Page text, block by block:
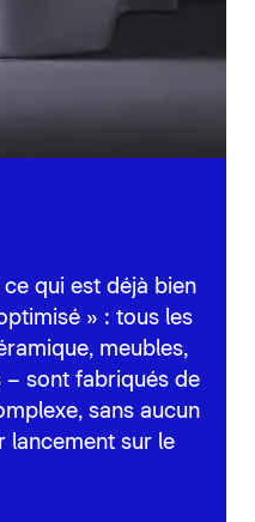
qui est déjà bien
» : tous les
meubles,
– sont fabriqués de
sans aucun
lancement sur le